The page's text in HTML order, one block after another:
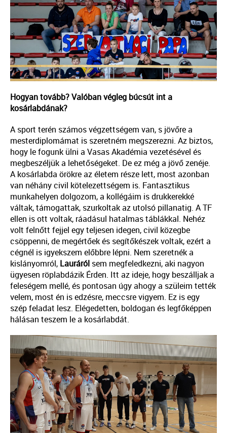
Hogyan tovább? Valóban végleg búcsút int a
kosárlabdának?
A sport terén számos végzettségem van, s jövőre a
mesterdiplomámat is szeretném megszerezni. Az biztos,
hogy le fogunk ülni a Vasas Akadémia vezetésével és
megbeszéljük a lehetőségeket. De ez még a jövő zenéje.
A kosárlabda örökre az életem része lett, most azonban
van néhány civil kötelezettségem is. Fantasztikus
munkahelyen dolgozom, a kollégáim is drukkerekké
váltak, támogattak, szurkoltak az utolsó pillanatig. A TF
ellen is ott voltak, ráadásul hatalmas táblákkal. Nehéz
volt felnőtt fejjel egy teljesen idegen, civil közegbe
csöppenni, de megértőek és segítőkészek voltak, ezért a
cégnél is igyekszem előbbre lépni. Nem szeretnék a
kislányomról, Lauráról sem megfeledkezni, aki nagyon
ügyesen röplabdázik Érden. Itt az ideje, hogy beszálljak a
feleségem mellé, és pontosan úgy ahogy a szüleim tették
velem, most én is edzésre, meccsre vigyem. Ez is egy
szép feladat lesz. Elégedetten, boldogan és legfőképpen
hálásan teszem le a kosárlabdát.